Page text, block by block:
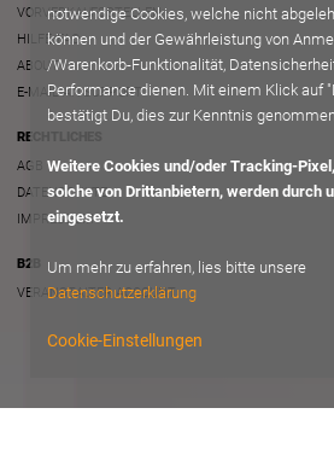
VORVERKAUFSSTELLEN
HILFE/FAQ
ABOUT
E-MAIL AN SUPPORT
RECHTLICHES
AGB
DATENSCHUTZ
IMPRESSUM
B2B
VERANSTALTER ACCOUNT
notwendige Cookies, welche nicht
können und der Gewährleistung von
/Warenkorb-Funktionalität,
Performance dienen. Mit einem Klick auf
bestätigt Du, dies zur Kenntnis
Weitere Cookies und/oder Tracking-
solche von Drittanbietern, werden durch
eingesetzt.
Um mehr zu erfahren, lies bitte unsere
Datenschutzerklärung
Cookie-Einstellungen